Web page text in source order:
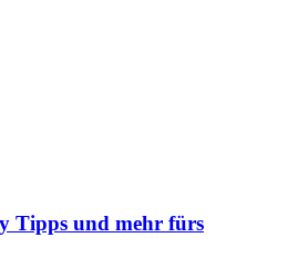
Tipps und mehr fürs